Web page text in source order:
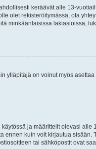
keräävät alle 13-
olet rekisteröitymässä, ota
minkäänlaisissa lakiasioissa,
ylläpitäjä on voinut myös
ja määrittelit olevasi alle
kuin voit kirjautua sisään.
tai sähköpostit ovat